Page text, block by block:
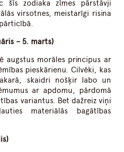
šīs zodiaka zīmes pārstāvji
virsotnes, meistarīgi risina
– 5. marts)
augstus morāles principus ar
pieskārienu. Cilvēki, kas
skaidri nošķir labo un
ar apdomu, pārdomā
variantus. Bet dažreiz viņi
materiālās bagātības